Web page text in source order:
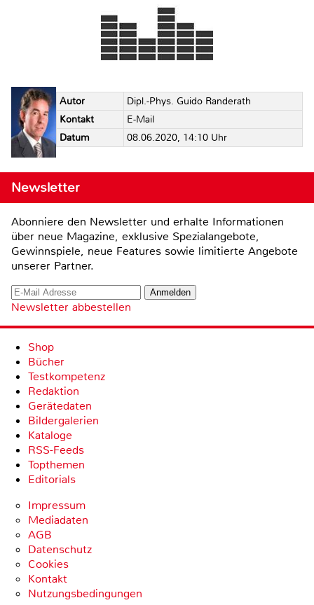
Autor
Dipl.-Phys. Guido Randerath
Kontakt
E-Mail
Datum
08.06.2020, 14:10 Uhr
Newsletter
Abonniere den Newsletter und erhalte Informationen
über neue Magazine, exklusive Spezialangebote,
Gewinnspiele, neue Features sowie limitierte Angebote
unserer Partner.
Newsletter abbestellen
Shop
Bücher
Testkompetenz
Redaktion
Gerätedaten
Bildergalerien
Kataloge
RSS-Feeds
Topthemen
Editorials
Impressum
Mediadaten
AGB
Datenschutz
Cookies
Kontakt
Nutzungsbedingungen